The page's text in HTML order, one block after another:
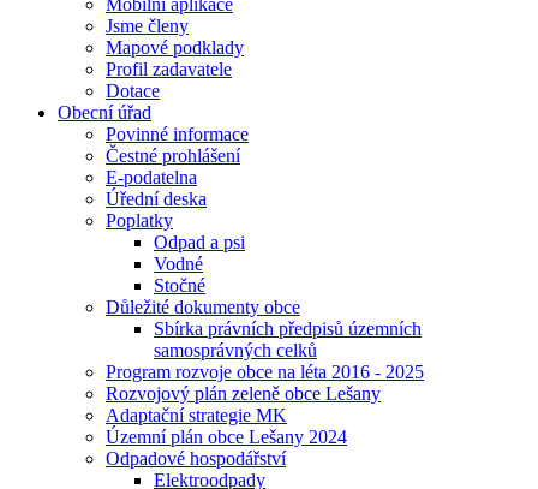
Mobilní aplikace
Jsme členy
Mapové podklady
Profil zadavatele
Dotace
Obecní úřad
Povinné informace
Čestné prohlášení
E-podatelna
Úřední deska
Poplatky
Odpad a psi
Vodné
Stočné
Důležité dokumenty obce
Sbírka právních předpisů územních
samosprávných celků
Program rozvoje obce na léta 2016 - 2025
Rozvojový plán zeleně obce Lešany
Adaptační strategie MK
Územní plán obce Lešany 2024
Odpadové hospodářství
Elektroodpady